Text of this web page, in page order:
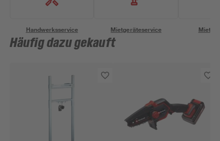
Handwerksservice Mietgeräteservice
Häufig dazu gekauft